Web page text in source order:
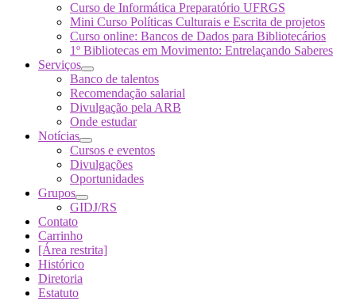
Curso de Informática Preparatório UFRGS
Mini Curso Políticas Culturais e Escrita de projetos
Curso online: Bancos de Dados para Bibliotecários
1º Bibliotecas em Movimento: Entrelaçando Saberes
Serviços
Banco de talentos
Recomendação salarial
Divulgação pela ARB
Onde estudar
Notícias
Cursos e eventos
Divulgações
Oportunidades
Grupos
GIDJ/RS
Contato
Carrinho
[Área restrita]
Histórico
Diretoria
Estatuto